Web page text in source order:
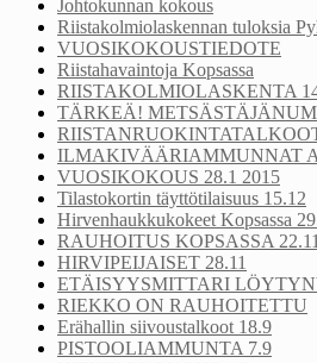
Johtokunnan kokous
Riistakolmiolaskennan tuloksia
VUOSIKOKOUSTIEDOTE
Riistahavaintoja Kopsassa
RIISTAKOLMIOLASKENTA
TÄRKEÄ!
ILMAKIVÄÄRIAMMUNNAT
VUOSIKOKOUS 28.1 2015
Tilastokortin täyttötilaisuus 15.12
Hirvenhaukkukokeet Kopsassa
RAUHOITUS KOPSASSA 22.11
HIRVIPEIJAISET 28.11
ETÄISYYSMITTARI
RIEKKO ON RAUHOITETTU
Erähallin siivoustalkoot 18.9
PISTOOLIAMMUNTA 7.9